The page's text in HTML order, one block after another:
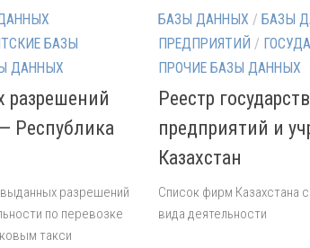
БАЗЫ
ДАННЫХ
разрешений
Республика
разрешений
по перевозке
такси
БАЗЫ ДАННЫХ / БАЗЫ
ПРЕДПРИЯТИЙ /
ПРОЧИЕ БАЗЫ ДАННЫХ
Реестр
предприятий и
Казахстан
Список фирм Казахстана
вида деятельности